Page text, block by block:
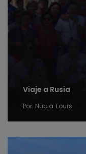
Viaje a Rusia
Por Nubia Tours